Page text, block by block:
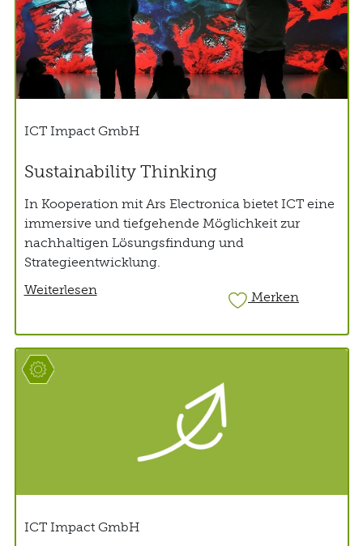
ICT Impact GmbH
Sustainability Thinking
In Kooperation mit Ars Electronica bietet ICT eine
immersive und tiefgehende Möglichkeit zur
nachhaltigen Lösungsfindung und
Strategieentwicklung.
Weiterlesen
Merken
ICT Impact GmbH